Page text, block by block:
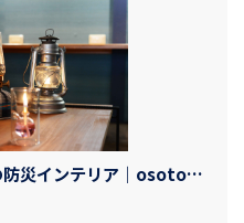
構えずに備える！普段使いの防災インテリア｜osoto雑貨